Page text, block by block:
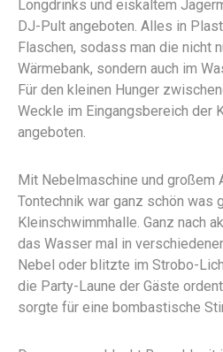
Longdrinks und eiskaltem
DJ-Pult angeboten. Alles in
Flaschen, sodass man die nicht
Wärmebank, sondern auch im
Für den kleinen Hunger
Weckle im Eingangsbereich der
angeboten.
Mit Nebelmaschine und großem
Tontechnik war ganz schön was
Kleinschwimmhalle. Ganz nach
das Wasser mal in
Nebel oder blitzte im Strobo-
die Party-Laune der Gäste
sorgte für eine bombastische